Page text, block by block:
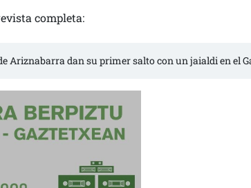
completa:
Ariznabarra dan su primer salto con un jaialdi en el